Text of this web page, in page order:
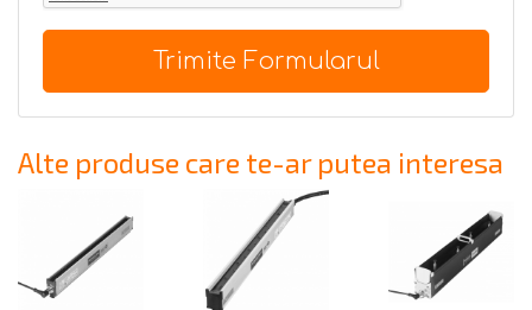
Trimite Formularul
Alte produse care te-ar putea interesa